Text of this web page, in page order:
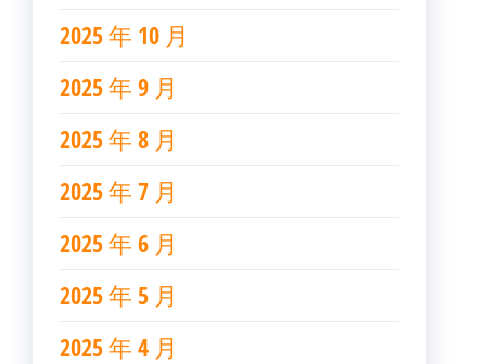
2025 年 10 月
2025 年 9 月
2025 年 8 月
2025 年 7 月
2025 年 6 月
2025 年 5 月
2025 年 4 月